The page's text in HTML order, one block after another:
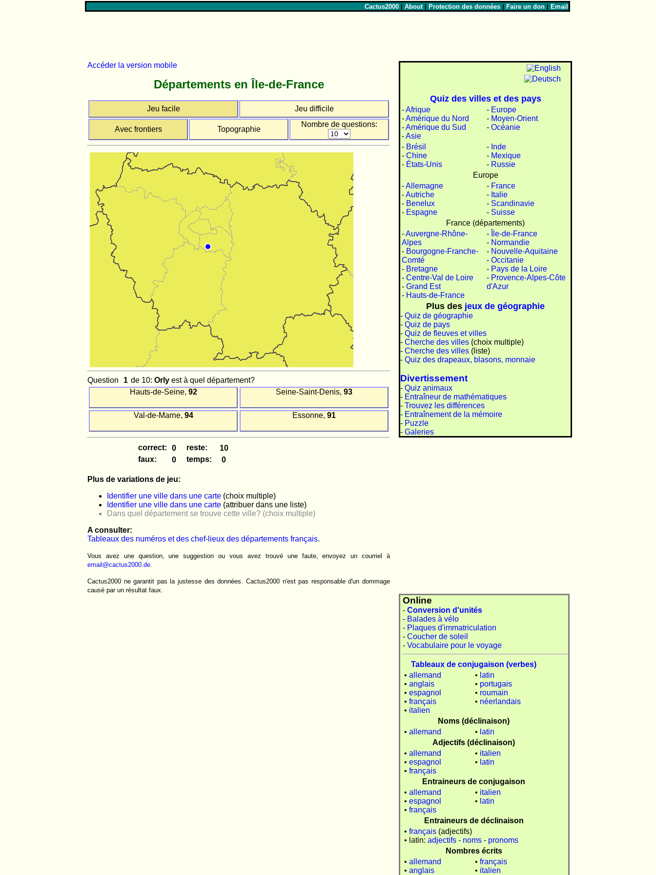
Cactus2000 |About|Protection des données |Faire un don |Email
Accéder la version mobile
Départements en Île-de-France
Jeu facile Jeu difficile
Avec frontiers Topographie
Nombre de questions:
Question de 10: Orly est à quel département?
Hauts-de-Seine, 92 Seine-Saint-Denis, 93
Val-de-Marne, 94 Essonne, 91
correct:
reste:
faux:
temps:
Plus de variations de jeu:
Identifier une ville dans une carte (choix multiple)
Identifier une ville dans une carte (attribuer dans une liste)
Dans quel département se trouve cette ville? (choix multiple)
A consulter:
Tableaux des numéros et des chef-lieux des départements français.
Vous avez une question, une suggestion ou vous avez trouvé une faute, envoyez un courriel à
email@cactus2000.de.
Cactus2000 ne garantit pas la justesse des données. Cactus2000 n'est pas responsable d'un dommage
causé par un résultat faux.
Quiz des villes et des pays
-Afrique
-Amérique du Nord
-Amérique du Sud
-Asie
- Europe
- Moyen-Orient
- Océanie
- Brésil
- Chine
- États-Unis
- Inde
- Mexique
- Russie
Europe
-Allemagne
-Autriche
- Benelux
- Espagne
- France
- Italie
- Scandinavie
- Suisse
France (départements)
-Auvergne-Rhône-
Alpes
- Bourgogne-Franche-
Comté
- Bretagne
- Centre-Val de Loire
- Grand Est
- Hauts-de-France
-
Île-de-France
- Normandie
- Nouvelle-Aquitaine
- Occitanie
- Pays de la Loire
- Provence-Alpes-Côte
d'Azur
Plus des jeux de géographie
- Quiz de géographie
- Quiz de pays
- Quiz de fleuves et villes
- Cherche des villes(choix multiple)
- Cherche des villes(liste)
- Quiz des drapeaux, blasons, monnaie
Divertissement
- Quiz animaux
- Entraîneur de mathématiques
- Trouvez les différences
- Entraînement de la mémoire
- Puzzle
- Galeries
Online
- Conversion d'unités
- Balades à vélo
- Plaques d'immatriculation
- Coucher de soleil
- Vocabulaire pour le voyage
Tableaux de conjugaison (verbes)
• allemand
• anglais
• espagnol
• français
• italien
• latin
• portugais
• roumain
• néerlandais
Noms (déclinaison)
• allemand • latin
Adjectifs (déclinaison)
• allemand
• espagnol
• français
• italien
• latin
Entraineurs de conjugaison
• allemand
• espagnol
• français
• italien
• latin
Entraineurs de déclinaison
• français(adjectifs)
• latin: adjectifs- noms- pronoms
Nombres écrits
• allemand
• anglais
• français
• italien